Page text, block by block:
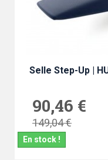
Selle Step-Up |
90,46 €
149,04 €
En stock !